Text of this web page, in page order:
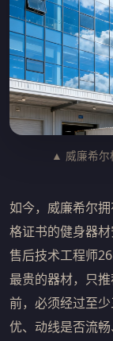
▲ 威廉希尔
如今，威廉希尔
格证书的健身器
售后技术工程师
最贵的器材，只
前，必须经过至
优、动线是否流